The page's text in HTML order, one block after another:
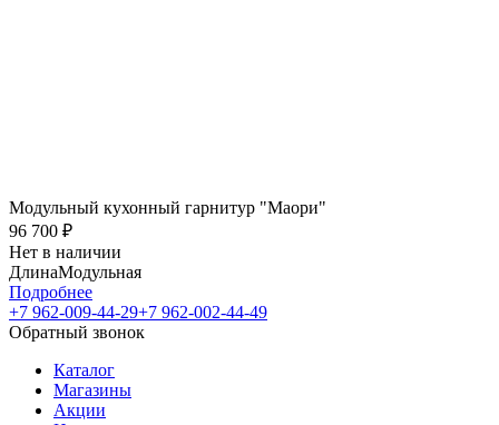
Модульный кухонный гарнитур "Маори"
96 700 ₽
Нет в наличии
ДлинаМодульная
Подробнее
+7 962-009-44-29+7 962-002-44-49
Обратный звонок
Каталог
Магазины
Акции